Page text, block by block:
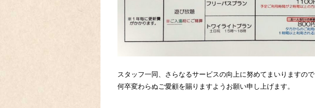
スタッフ一同、さらなるサービスの向上に努めてまいりますので
何卒変わらぬご愛顧を賜りますようお願い申し上げます。